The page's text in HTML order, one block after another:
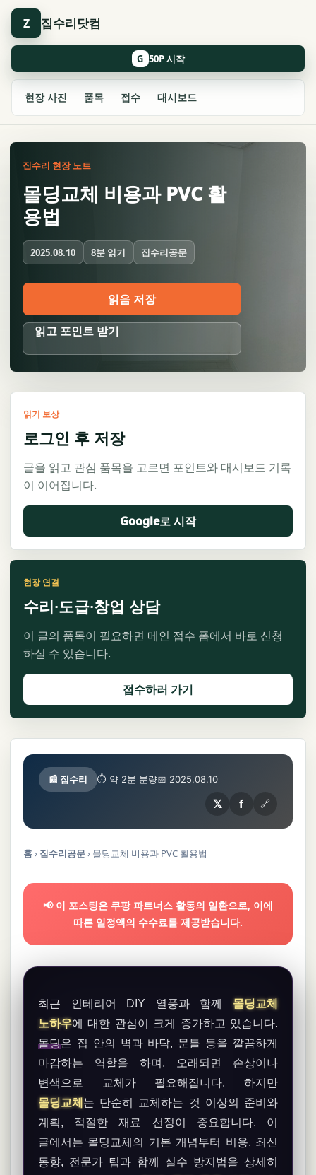
Z 집수리닷컴
현장 사진 품목 접수 대시보드
G
집수리 현장 노트
몰딩교체 비용과 PVC 활
용법
2025.08.10 8분 읽기 집수리공문
읽음 저장
읽고 포인트 받기
읽기 보상
로그인 후 저장
글을 읽고 관심 품목을 고르면 포인트와 대시보드 기록
이 이어집니다.
Google로 시작
현장 연결
수리·도급·창업 상담
이 글의 품목이 필요하면 메인 접수 폼에서 바로 신청
하실 수 있습니다.
접수하러 가기
📰 집수리 ⏱ 약 2분 분량📅 2025.08.10
𝕏 f 🔗
홈› 집수리공문› 몰딩교체 비용과 PVC 활용법
📢 이 포스팅은 쿠팡 파트너스 활동의 일환으로, 이에
따른 일정액의 수수료를 제공받습니다.
최근 인테리어 DIY 열풍과 함께 몰딩교체
노하우에 대한 관심이 크게 증가하고 있습니다.
몰딩은 집 안의 벽과 바닥, 문틀 등을 깔끔하게
마감하는 역할을 하며, 오래되면 손상이나
변색으로 교체가 필요해집니다. 하지만
몰딩교체 는 단순히 교체하는 것 이상의 준비와
계획, 적절한 재료 선정이 중요합니다. 이
글에서는 몰딩교체의 기본 개념부터 비용, 최신
동향, 전문가 팁과 함께 실수 방지법을 상세히